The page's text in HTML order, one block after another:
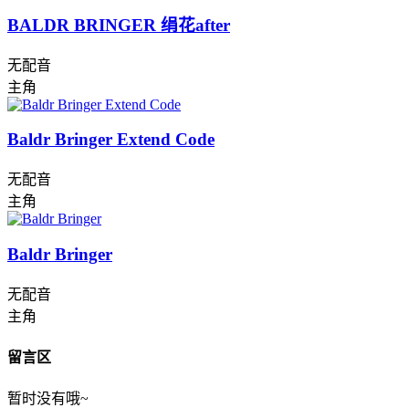
BALDR BRINGER 绢花after
无配音
主角
Baldr Bringer Extend Code
无配音
主角
Baldr Bringer
无配音
主角
留言区
暂时没有哦~